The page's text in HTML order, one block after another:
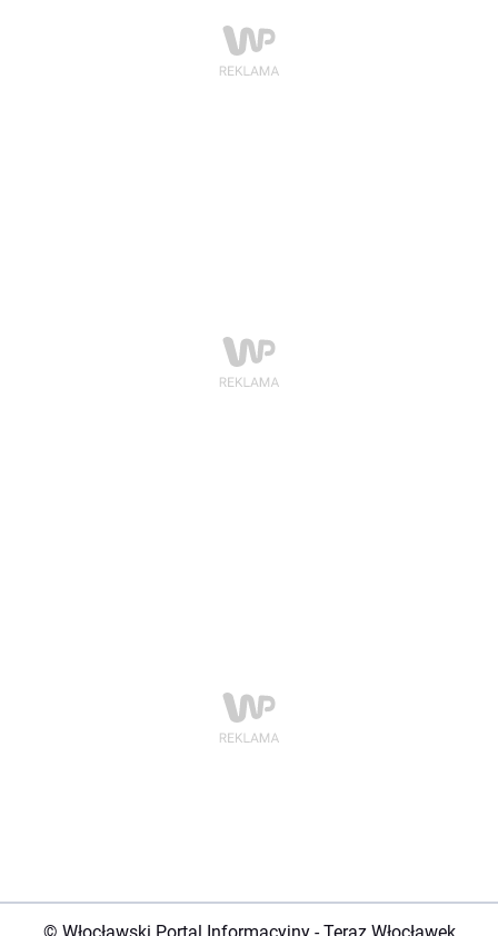
© Włocławski Portal Informacyjny - Teraz Włocławek